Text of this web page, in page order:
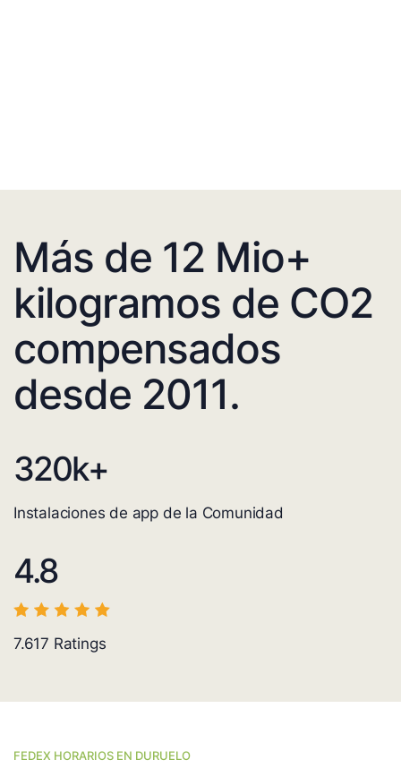
Más de 12 Mio+
kilogramos de CO2
compensados
desde 2011.
320k+
Instalaciones de app de la Comunidad
4.8
7.617 Ratings
FEDEX HORARIOS EN DURUELO